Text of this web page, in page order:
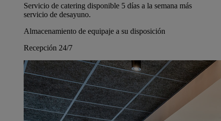
Servicio de catering disponible 5 días a la semana más
servicio de desayuno.
Almacenamiento de equipaje a su disposición
Recepción 24/7